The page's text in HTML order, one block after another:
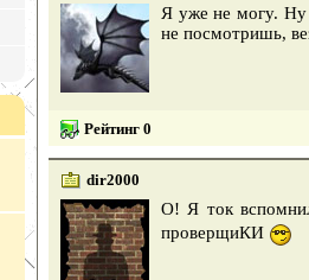
Я уже не могу. Ну
не посмотришь,
Рейтинг 0
dir2000
О! Я ток
проверщиКИ